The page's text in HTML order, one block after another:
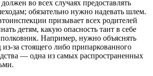
во всех случаях предоставлять
обязательно нужно надевать шлем.
призывает всех родителей
детям, какую опасность таит в себе
Например, нужно объяснять
из-за стоящего либо припаркованного
— одна из самых распространенных